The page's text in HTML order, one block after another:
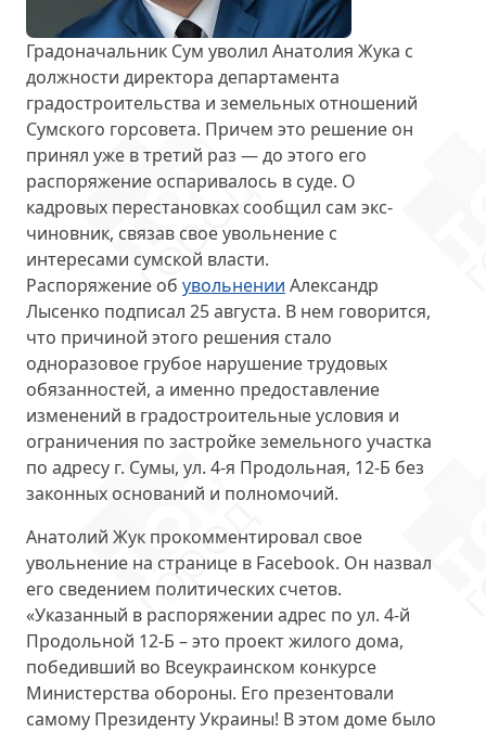
Градоначальник Сум уволил Анатолия Жука с
должности директора департамента
градостроительства и земельных отношений
Сумского горсовета. Причем это решение он
принял уже в третий раз — до этого его
распоряжение оспаривалось в суде. О
кадровых перестановках сообщил сам экс-
чиновник, связав свое увольнение с
интересами сумской власти.
Распоряжение об увольнении Александр
Лысенко подписал 25 августа. В нем говорится,
что причиной этого решения стало
одноразовое грубое нарушение трудовых
обязанностей, а именно предоставление
изменений в градостроительные условия и
ограничения по застройке земельного участка
по адресу г. Сумы, ул. 4-я Продольная, 12-Б без
законных оснований и полномочий.
Анатолий Жук прокомментировал свое
увольнение на странице в Facebook. Он назвал
его сведением политических счетов.
«Указанный в распоряжении адрес по ул. 4-й
Продольной 12-Б – это проект жилого дома,
победивший во Всеукраинском конкурсе
Министерства обороны. Его презентовали
самому Президенту Украины! В этом доме было